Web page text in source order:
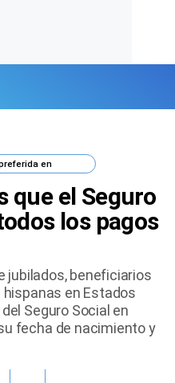
en
que el Seguro
los pagos
jubilados, beneficiarios
en Estados
Seguro Social en
fecha de nacimiento y